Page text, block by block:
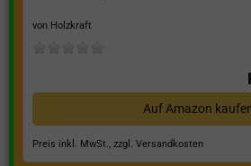
von Holzkraft
Auf Amazon
Preis inkl. MwSt., zzgl. Versandkosten